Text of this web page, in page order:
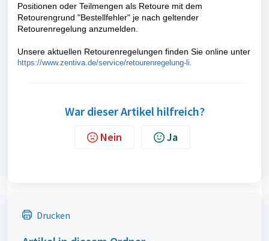
Positionen oder Teilmengen als Retoure mit dem
Retourengrund "Bestellfehler" je nach geltender
Retourenregelung anzumelden.
Unsere aktuellen Retourenregelungen finden Sie online unter
https://www.zentiva.de/service/retourenregelung-li.
War dieser Artikel hilfreich?
Nein Ja
Drucken